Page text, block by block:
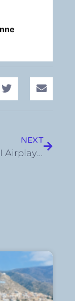
NEXT
Θοδωρής Φέρρης – «Είπες»: no1 στο Official IFPI Airplay Chart για 3 μήνες